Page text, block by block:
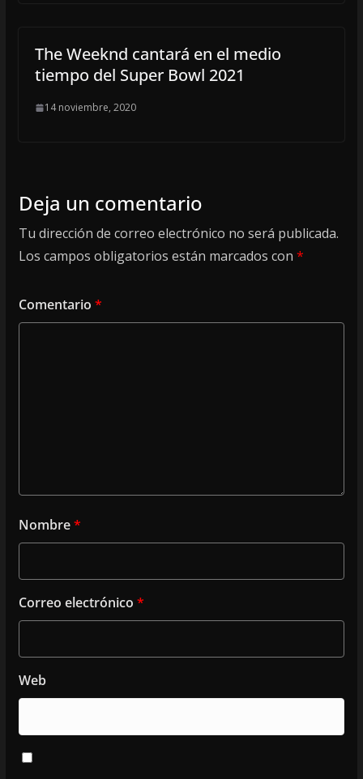
The Weeknd cantará en el medio
tiempo del Super Bowl 2021
14 noviembre, 2020
Deja un comentario
Tu dirección de correo electrónico no será publicada.
Los campos obligatorios están marcados con *
Comentario *
Nombre*
Correo electrónico *
Web